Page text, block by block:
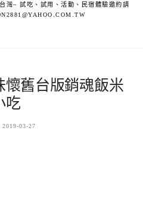
灣~ 試吃、試用、活動、民宿體驗邀約請
懷舊台版銷魂飯米
吃
2019-03-27